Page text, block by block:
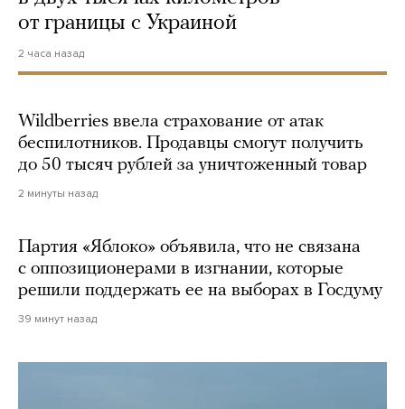
от границы с Украиной
2 часа назад
Wildberries ввела страхование от атак
беспилотников. Продавцы смогут получить
до 50 тысяч рублей за уничтоженный товар
2 минуты назад
Партия «Яблоко» объявила, что не связана
с оппозиционерами в изгнании, которые
решили поддержать ее на выборах в Госдуму
39 минут назад